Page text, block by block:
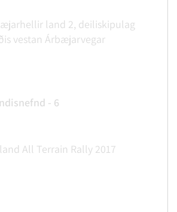
land 2, deiliskipulag
vestan Árbæjarvegar
- 6
All Terrain Rally 2017